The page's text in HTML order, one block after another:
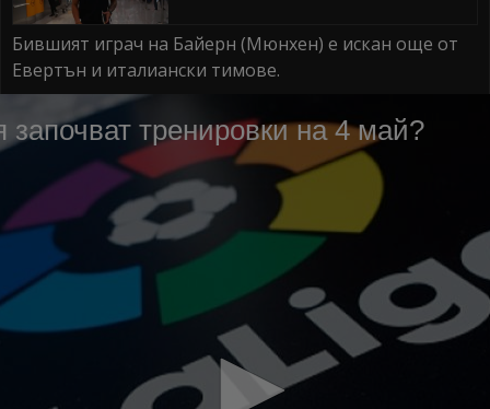
Бившият играч на Байерн (Мюнхен) е искан още от
Евертън и италиански тимове.